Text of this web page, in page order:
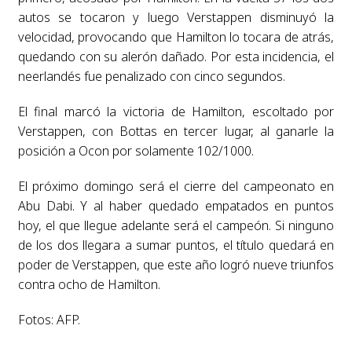
autos se tocaron y luego Verstappen disminuyó la
velocidad, provocando que Hamilton lo tocara de atrás,
quedando con su alerón dañado. Por esta incidencia, el
neerlandés fue penalizado con cinco segundos.
El final marcó la victoria de Hamilton, escoltado por
Verstappen, con Bottas en tercer lugar, al ganarle la
posición a Ocon por solamente 102/1000.
El próximo domingo será el cierre del campeonato en
Abu Dabi. Y al haber quedado empatados en puntos
hoy, el que llegue adelante será el campeón. Si ninguno
de los dos llegara a sumar puntos, el título quedará en
poder de Verstappen, que este año logró nueve triunfos
contra ocho de Hamilton.
Fotos: AFP.